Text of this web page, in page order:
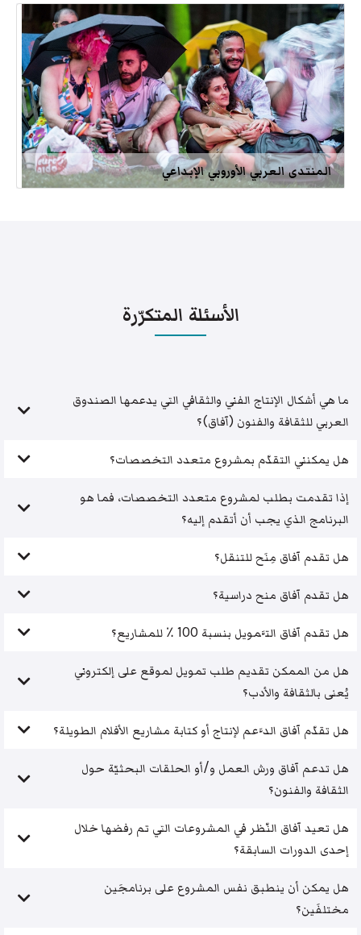
المنتدى العربي الأوروبي الإبداعي
الأسئلة المتكرّرة
ما هي أشكال الإنتاج الفني والثقافي التي يدعمها الصندوق
العربي للثقافة والفنون (آفاق)؟
هل يمكنني التقدّم بمشروع متعدد التخصصات؟
إذا تقدمت بطلب لمشروع متعدد التخصصات، فما هو
البرنامج الذي يجب أن أتقدم إليه؟
هل تقدم آفاق مِنَح للتنقل؟
هل تقدم آفاق منح دراسية؟
هل تقدم آفاق التَّمويل بنسبة 100 ٪ للمشاريع؟
هل من الممكن تقديم طلب تمويل لموقع على إلكتروني
يُعنى بالثقافة والأدب؟
هل تقدّم آفاق الدَّعم لإنتاج أو كتابة مشاريع الأفلام الطويلة؟
هل تدعم آفاق ورش العمل و/أو الحلقات البحثيّة حول
الثقافة والفنون؟
هل تعيد آفاق النّظر في المشروعات التي تم رفضها خلال
إحدى الدورات السابقة؟
هل يمكن أن ينطبق نفس المشروع على برنامجَين
مختلفَين؟